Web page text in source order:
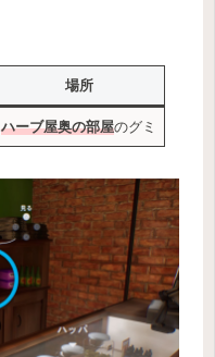
場所
ハーブ屋奥の部屋のグミ